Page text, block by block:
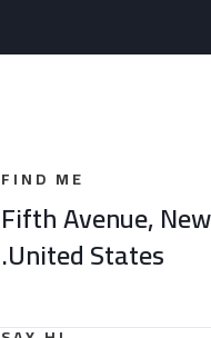
FIND ME
123 Fifth Avenue,
United States.